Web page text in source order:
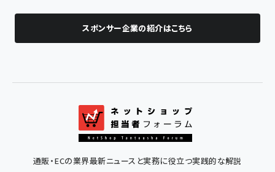
スポンサー企業の紹介はこちら
通販・ECの業界最新ニュースと実務に役立つ実践的な解説